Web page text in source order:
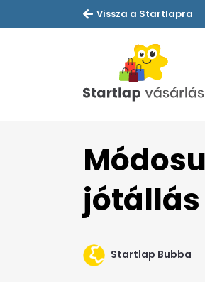
Vissza a Startlapra
Startlap Bubba